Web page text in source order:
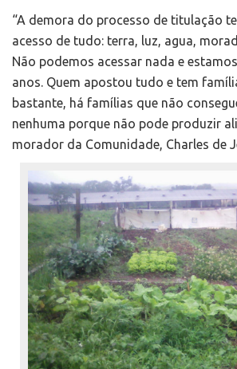
“A demora do processo de titulação
acesso de tudo: terra, luz, agua,
Não podemos acessar nada e
anos. Quem apostou tudo e tem
bastante, há famílias que não
nenhuma porque não pode produzir
morador da Comunidade, Charles de